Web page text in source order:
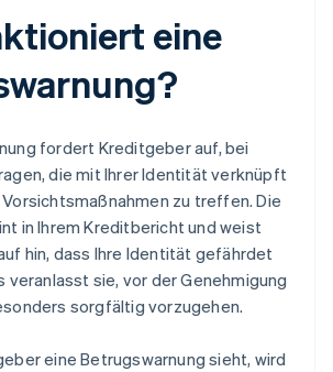
eine
fordert Kreditgeber auf, bei
die mit Ihrer Identität verknüpft
zu treffen. Die
in Ihrem Kreditbericht und weist
hin, dass Ihre Identität gefährdet
veranlasst sie, vor der Genehmigung
sorgfältig vorzugehen.
eine Betrugswarnung sieht, wird